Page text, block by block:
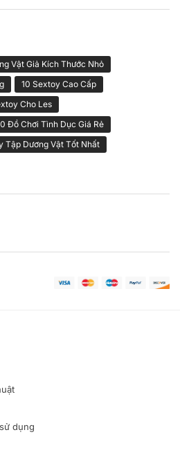
Vật Giả Kích Thước Nhỏ
10 Sextoy Cao Cấp
Cho Les
Đồ Chơi Tình Dục Giá Rẻ
Tập Dương Vật Tốt Nhất
dụng